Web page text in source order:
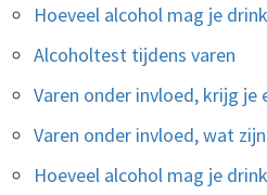
Hoeveel alcohol mag je
Alcoholtest tijdens varen
Varen onder invloed, krijg je
Varen onder invloed, wat
Hoeveel alcohol mag je